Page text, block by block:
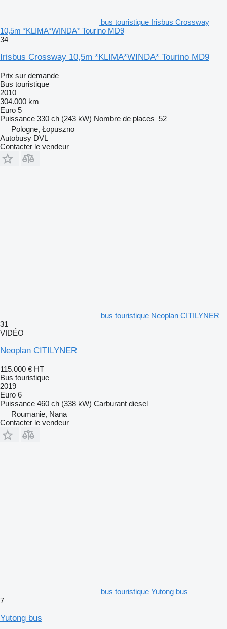
bus touristique Irisbus Crossway
10,5m *KLIMA*WINDA* Tourino MD9
34
Irisbus Crossway 10,5m *KLIMA*WINDA* Tourino MD9
Prix sur demande
Bus touristique
2010
304.000 km
Euro 5
Puissance 330 ch (243 kW) Nombre de places 52
Pologne, Łopuszno
Autobusy DVL
Contacter le vendeur
bus touristique Neoplan CITILYNER
31
VIDÉO
Neoplan CITILYNER
115.000 € HT
Bus touristique
2019
Euro 6
Puissance 460 ch (338 kW) Carburant diesel
Roumanie, Nana
Contacter le vendeur
bus touristique Yutong bus
7
Yutong bus